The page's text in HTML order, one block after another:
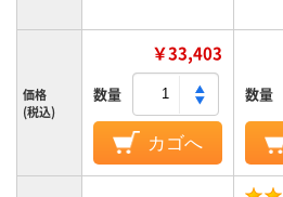
価格
(税込)
￥33,403
数量
カゴへ
数量